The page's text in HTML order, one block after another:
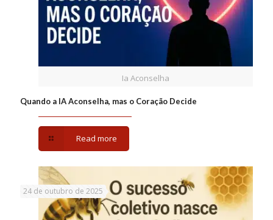
Ia Aconselha
Quando a IA Aconselha, mas o Coração Decide
Read more
24 de outubro de 2025